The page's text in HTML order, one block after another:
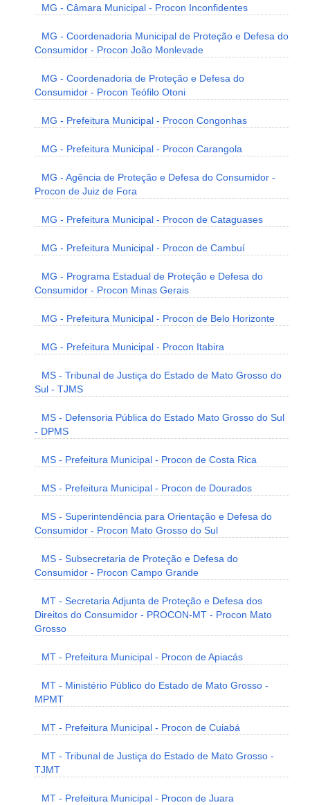
MG - Câmara Municipal - Procon Inconfidentes
MG - Coordenadoria Municipal de Proteção e Defesa do
Consumidor - Procon João Monlevade
MG - Coordenadoria de Proteção e Defesa do
Consumidor - Procon Teófilo Otoni
MG - Prefeitura Municipal - Procon Congonhas
MG - Prefeitura Municipal - Procon Carangola
MG - Agência de Proteção e Defesa do Consumidor -
Procon de Juiz de Fora
MG - Prefeitura Municipal - Procon de Cataguases
MG - Prefeitura Municipal - Procon de Cambuí
MG - Programa Estadual de Proteção e Defesa do
Consumidor - Procon Minas Gerais
MG - Prefeitura Municipal - Procon de Belo Horizonte
MG - Prefeitura Municipal - Procon Itabira
MS - Tribunal de Justiça do Estado de Mato Grosso do
Sul - TJMS
MS - Defensoria Pública do Estado Mato Grosso do Sul
- DPMS
MS - Prefeitura Municipal - Procon de Costa Rica
MS - Prefeitura Municipal - Procon de Dourados
MS - Superintendência para Orientação e Defesa do
Consumidor - Procon Mato Grosso do Sul
MS - Subsecretaria de Proteção e Defesa do
Consumidor - Procon Campo Grande
MT - Secretaria Adjunta de Proteção e Defesa dos
Direitos do Consumidor - PROCON-MT - Procon Mato
Grosso
MT - Prefeitura Municipal - Procon de Apiacás
MT - Ministério Público do Estado de Mato Grosso -
MPMT
MT - Prefeitura Municipal - Procon de Cuiabá
MT - Tribunal de Justiça do Estado de Mato Grosso -
TJMT
MT - Prefeitura Municipal - Procon de Juara